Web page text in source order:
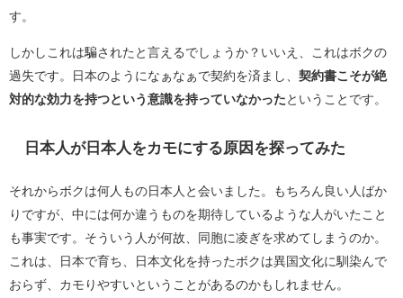
す。
しかしこれは騙されたと言えるでしょうか？いいえ、これはボクの
過失です。日本のようになぁなぁで契約を済まし、 契約書こそが絶
対的な効力を持つという意識を持っていなかった ということです。
日本人が日本人をカモにする原因を探ってみた
それからボクは何人もの日本人と会いました。もちろん良い人ばか
りですが、中には何か違うものを期待しているような人がいたこと
も事実です。そういう人が何故、同胞に凌ぎを求めてしまうのか。
これは、日本で育ち、日本文化を持ったボクは異国文化に馴染んで
おらず、カモりやすいということがあるのかもしれません。